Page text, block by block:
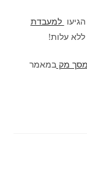
למעבדת
עלות!
מסך מקבמאמר